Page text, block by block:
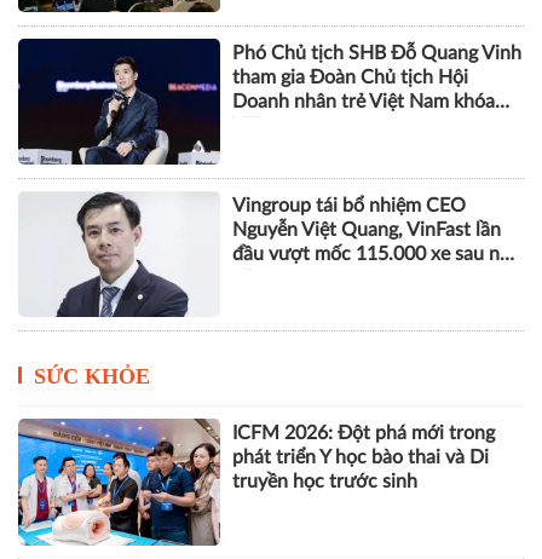
Phó Chủ tịch SHB Đỗ Quang Vinh
tham gia Đoàn Chủ tịch Hội
Doanh nhân trẻ Việt Nam khóa
Vingroup tái bổ nhiệm CEO
Nguyễn Việt Quang, VinFast lần
đầu vượt mốc 115.000 xe sau nửa
SỨC KHỎE
ICFM 2026: Đột phá mới trong
phát triển Y học bào thai và Di
truyền học trước sinh